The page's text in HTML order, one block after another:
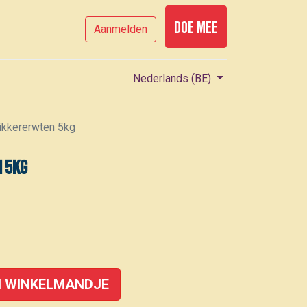
Aanmelden Doe mee
Nederlands (BE)
5kg
5kg
WINKELMANDJE